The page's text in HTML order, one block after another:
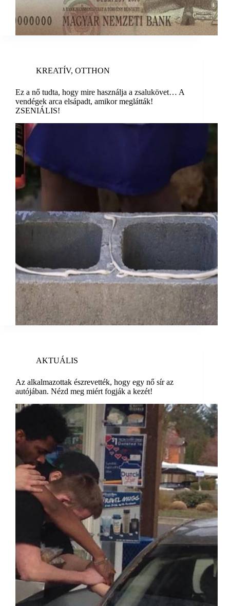
KREATÍV, OTTHON
Ez a nő tudta, hogy mire használja a zsalukövet… A
vendégek arca elsápadt, amikor meglátták!
ZSENIÁLIS!
AKTUÁLIS
Az alkalmazottak észrevették, hogy egy nő sír az
autójában. Nézd meg miért fogják a kezét!